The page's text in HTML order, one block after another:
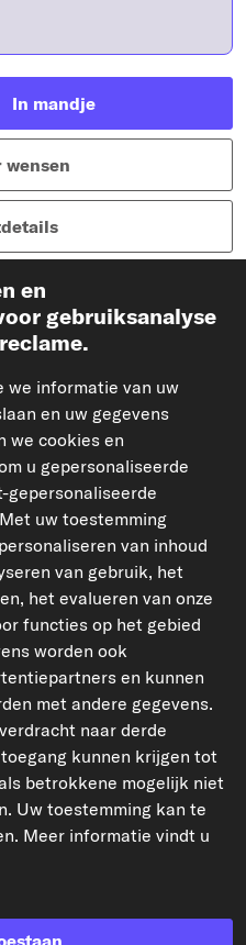
In mandje
wensen
70
voor voertuigen met
14
Met meervoudige
riemschijf
57
5
btw,excl. verzendkosten
en
gebruiksanalyse
we informatie van uw
en uw gegevens
we cookies en
u gepersonaliseerde
uw toestemming
van inhoud
van gebruik, het
het evalueren van onze
functies op het gebied
worden ook
en kunnen
met andere gegevens.
naar derde
kunnen krijgen tot
betrokkene mogelijk niet
Uw toestemming kan te
Meer informatie vindt u